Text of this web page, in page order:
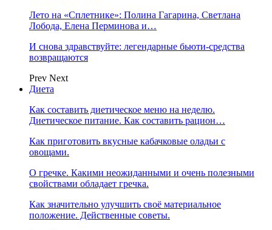
Лето на «Сплетнике»: Полина Гагарина, Светлана
Лобода, Елена Перминова и…
И снова здравствуйте: легендарные бьюти-средства
возвращаются
Prev Next
Диета
Как составить диетическое меню на неделю.
Диетическое питание. Как составить рацион…
Как приготовить вкусные кабачковые оладьи с
овощами.
О гречке. Какими неожиданными и очень полезными
свойствами обладает гречка.
Как значительно улучшить своё материальное
положение. Действенные советы.